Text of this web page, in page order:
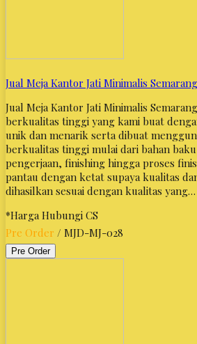
Jual Meja Kantor Jati Minimalis
Jual Meja Kantor Jati Minimalis
berkualitas tinggi yang kami buat
unik dan menarik serta dibuat
berkualitas tinggi mulai dari bahan
pengerjaan, finishing hingga proses
pantau dengan ketat supaya kualitas
dihasilkan sesuai dengan kualitas yang…
*Harga Hubungi CS
Pre Order / MJD-MJ-028
Pre Order